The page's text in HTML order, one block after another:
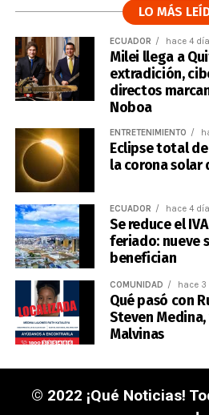
LO MÁS
ECUADOR hace 4
Milei llega a
extradición,
directos
Noboa
ENTRETENIMIENTO
Eclipse total
la corona solar
ECUADOR hace 4
Se reduce el
feriado: nueve
benefician
COMUNIDAD hace 3
Qué pasó con
Steven
Malvinas
© 2022 ¡Qué Noticias!